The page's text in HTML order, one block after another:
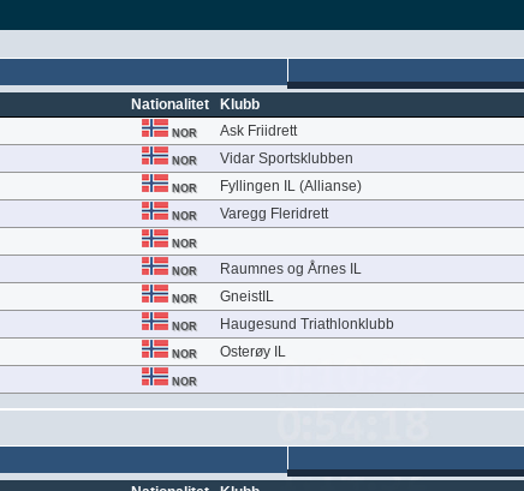
Nationalitet Klubb
NOR Ask Friidrett
NOR Vidar Sportsklubben
NOR Fyllingen IL (Allianse)
NOR Varegg Fleridrett
NOR
NOR Raumnes og Årnes IL
NOR GneistIL
NOR Haugesund Triathlonklubb
NOR Osterøy IL
NOR